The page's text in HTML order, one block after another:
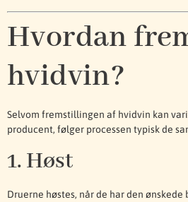
Hvordan
hvidvin?
Selvom fremstillingen af hvidvin kan
producent, følger processen typisk de
1. Høst
Druerne høstes, når de har den